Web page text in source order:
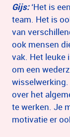
Gijs:‘Het is
team. Het is
van
ook mensen
vak. Het leuke
om een
over het
te werken. Je
motivatie er